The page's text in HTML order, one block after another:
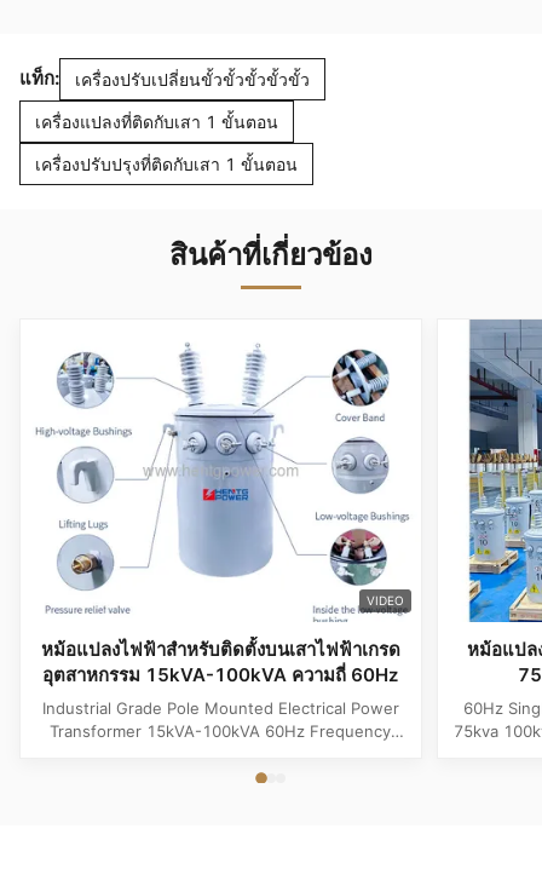
แท็ก: เครื่องปรับเปลี่ยนขั้วขั้วขั้วขั้วขั้ว
เครื่องแปลงที่ติดกับเสา 1 ขั้นตอน
เครื่องปรับปรุงที่ติดกับเสา 1 ขั้นตอน
สินค้าที่เกี่ยวข้อง
VIDEO
หม้อแปลงไฟฟ้าสำหรับติดตั้งบนเสาไฟฟ้าเกรด
อุตสาหกรรม 15kVA-100kVA ความถี่ 60Hz
Industrial Grade Pole Mounted Electrical Power
Transformer 15kVA-100kVA 60Hz Frequency
Frequency 60Hz Phase Single Phase Application
หม้อแปล
60Hz
75kva